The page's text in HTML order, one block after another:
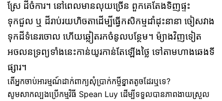
ស្រែ ដីចំការ។ នៅពេលមានលុយច្រើន ពួកគេតែងទិញផ្ទះ
ទុកជួល ឬ ដីរាប់រយហិចតាដើម្បីធ្វើកសិកម្មដាំដុះនានា ចៀសវាង
ទុកដីទំនេរចោល ហើយឆ្លៀតរកចំនូលបន្ថែម។ ម៉្យាងវិញទៀត
អចលនទ្រព្យទាំងនេះកាន់យូរកាន់តែឡើងថ្លៃ ទៅតាមហាងឆេងទី
ផ្សារ។
តើអ្នកចាប់អារម្មណ៍ដាក់ពាក្យសុំប្រាក់កម្ចីខ្នាតតូចដែរឬទេ?
សូមសាកល្បងប្រើកម្មវិធី Spean Luy ដើម្បីទទួលបានភាពងាយស្រួល